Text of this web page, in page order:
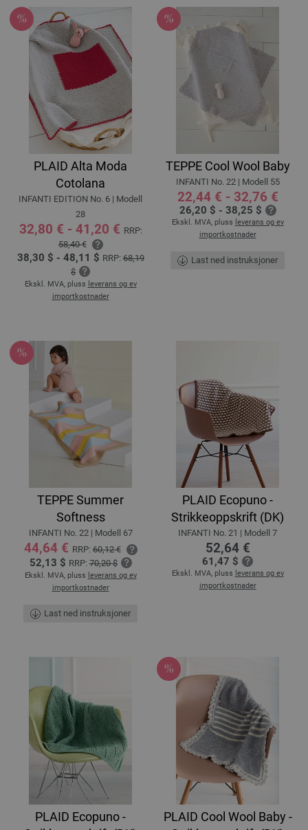
PLAID Alta Moda
Cotolana
INFANTI EDITION No. 6 | Modell
28
32,80 € - 41,20 € RRP:
58,40 €
38,30 $ - 48,11 $ RRP:68,19
$
Ekskl. MVA, pluss leverans og ev
importkostnader
TEPPE Cool Wool Baby
INFANTI No. 22 | Modell 55
22,44 € - 32,76 €
26,20 $ - 38,25 $
Ekskl. MVA, pluss leverans og ev
importkostnader
Last ned instruksjoner
TEPPE Summer
Softness
INFANTI No. 22 | Modell 67
44,64 € RRP:60,12 €
52,13 $ RRP:70,20 $
Ekskl. MVA, pluss leverans og ev
importkostnader
Last ned instruksjoner
PLAID Ecopuno -
Strikkeoppskrift (DK)
INFANTI No. 21 | Modell 7
52,64 €
61,47 $
Ekskl. MVA, pluss leverans og ev
importkostnader
PLAID Ecopuno -
PLAID Cool Wool Baby -